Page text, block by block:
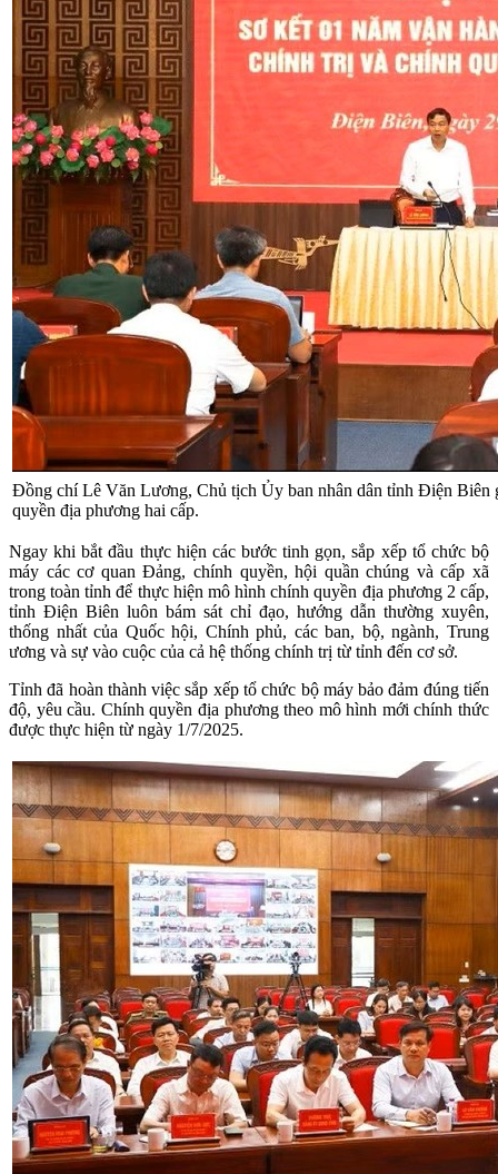
Đồng chí Lê Văn Lương, Chủ tịch Ủy ban nhân dân tỉnh Điện Biên
quyền địa phương hai cấp.
Ngay khi bắt đầu thực hiện các bước tinh gọn, sắp xếp tổ chức bộ
máy các cơ quan Đảng, chính quyền, hội quần chúng và cấp xã
trong toàn tỉnh để thực hiện mô hình chính quyền địa phương 2 cấp,
tỉnh Điện Biên luôn bám sát chỉ đạo, hướng dẫn thường xuyên,
thống nhất của Quốc hội, Chính phủ, các ban, bộ, ngành, Trung
ương và sự vào cuộc của cả hệ thống chính trị từ tỉnh đến cơ sở.
Tỉnh đã hoàn thành việc sắp xếp tổ chức bộ máy bảo đảm đúng tiến
độ, yêu cầu. Chính quyền địa phương theo mô hình mới chính thức
được thực hiện từ ngày 1/7/2025.